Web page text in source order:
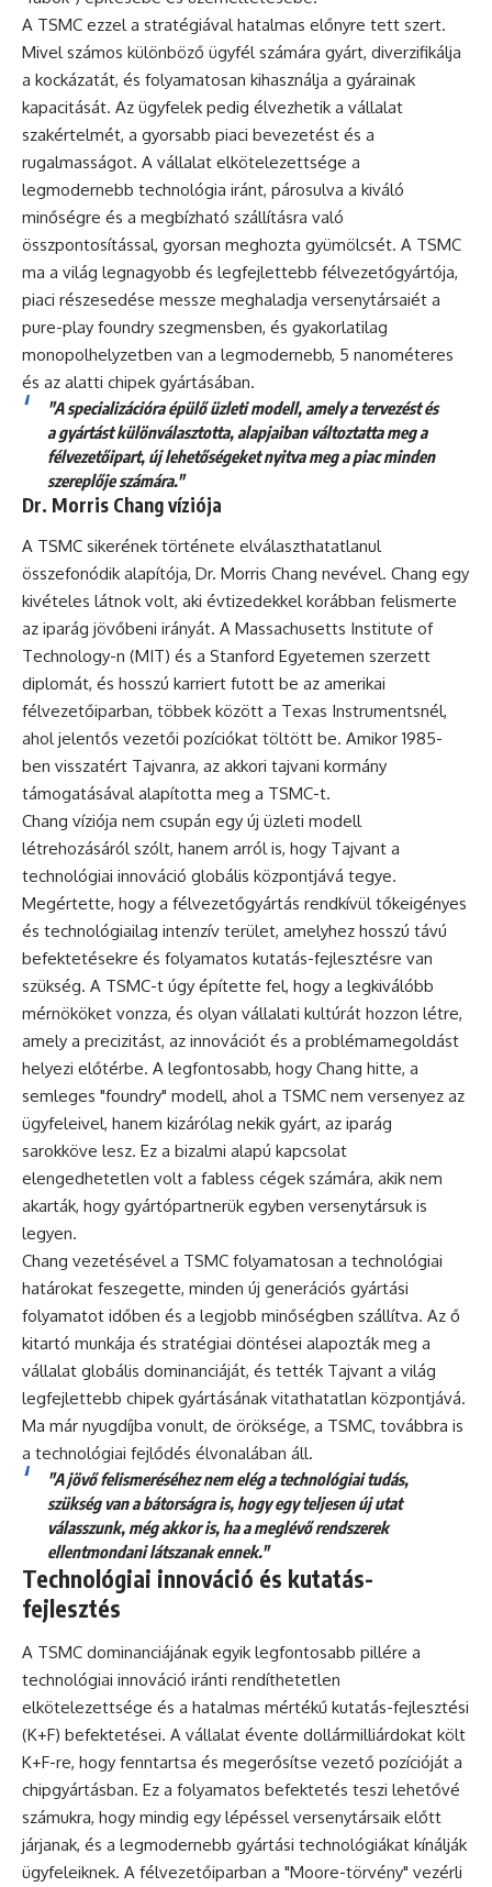
A TSMC ezzel a stratégiával hatalmas előnyre tett szert.
Mivel számos különböző ügyfél számára gyárt, diverzifikálja
a kockázatát, és folyamatosan kihasználja a gyárainak
kapacitását. Az ügyfelek pedig élvezhetik a vállalat
szakértelmét, a gyorsabb piaci bevezetést és a
rugalmasságot. A vállalat elkötelezettsége a
legmodernebb technológia iránt, párosulva a kiváló
minőségre és a megbízható szállításra való
összpontosítással, gyorsan meghozta gyümölcsét. A TSMC
ma a világ legnagyobb és legfejlettebb félvezetőgyártója,
piaci részesedése messze meghaladja versenytársaiét a
pure-play foundry szegmensben, és gyakorlatilag
monopolhelyzetben van a legmodernebb, 5 nanométeres
és az alatti chipek gyártásában.
"A specializációra épülő üzleti modell, amely a tervezést és
a gyártást különválasztotta, alapjaiban változtatta meg a
félvezetőipart, új lehetőségeket nyitva meg a piac minden
szereplője számára."
Dr. Morris Chang víziója
A TSMC sikerének története elválaszthatatlanul
összefonódik alapítója, Dr. Morris Chang nevével. Chang egy
kivételes látnok volt, aki évtizedekkel korábban felismerte
az iparág jövőbeni irányát. A Massachusetts Institute of
Technology-n (MIT) és a Stanford Egyetemen szerzett
diplomát, és hosszú karriert futott be az amerikai
félvezetőiparban, többek között a Texas Instrumentsnél,
ahol jelentős vezetői pozíciókat töltött be. Amikor 1985-
ben visszatért Tajvanra, az akkori tajvani kormány
támogatásával alapította meg a TSMC-t.
Chang víziója nem csupán egy új üzleti modell
létrehozásáról szólt, hanem arról is, hogy Tajvant a
technológiai innováció globális központjává tegye.
Megértette, hogy a félvezetőgyártás rendkívül tőkeigényes
és technológiailag intenzív terület, amelyhez hosszú távú
befektetésekre és folyamatos kutatás-fejlesztésre van
szükség. A TSMC-t úgy építette fel, hogy a legkiválóbb
mérnököket vonzza, és olyan vállalati kultúrát hozzon létre,
amely a precizitást, az innovációt és a problémamegoldást
helyezi előtérbe. A legfontosabb, hogy Chang hitte, a
semleges "foundry" modell, ahol a TSMC nem versenyez az
ügyfeleivel, hanem kizárólag nekik gyárt, az iparág
sarokköve lesz. Ez a bizalmi alapú kapcsolat
elengedhetetlen volt a fabless cégek számára, akik nem
akarták, hogy gyártópartnerük egyben versenytársuk is
legyen.
Chang vezetésével a TSMC folyamatosan a technológiai
határokat feszegette, minden új generációs gyártási
folyamatot időben és a legjobb minőségben szállítva. Az ő
kitartó munkája és stratégiai döntései alapozták meg a
vállalat globális dominanciáját, és tették Tajvant a világ
legfejlettebb chipek gyártásának vitathatatlan központjává.
Ma már nyugdíjba vonult, de öröksége, a TSMC, továbbra is
a technológiai fejlődés élvonalában áll.
"A jövő felismeréséhez nem elég a technológiai tudás,
szükség van a bátorságra is, hogy egy teljesen új utat
válasszunk, még akkor is, ha a meglévő rendszerek
ellentmondani látszanak ennek."
Technológiai innováció és kutatás-
fejlesztés
A TSMC dominanciájának egyik legfontosabb pillére a
technológiai innováció iránti rendíthetetlen
elkötelezettsége és a hatalmas mértékű kutatás-fejlesztési
(K+F) befektetései. A vállalat évente dollármilliárdokat költ
K+F-re, hogy fenntartsa és megerősítse vezető pozícióját a
chipgyártásban. Ez a folyamatos befektetés teszi lehetővé
számukra, hogy mindig egy lépéssel versenytársaik előtt
járjanak, és a legmodernebb gyártási technológiákat kínálják
ügyfeleiknek. A félvezetőiparban a "Moore-törvény" vezérli